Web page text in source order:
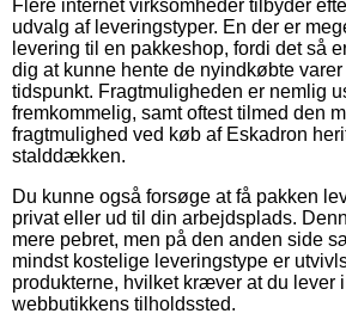
Flere internet virksomheder tilbyder
udvalg af leveringstyper. En der er
levering til en pakkeshop, fordi det så
dig at kunne hente de nyindkøbte
tidspunkt. Fragtmuligheden er nemlig
fremkommelig, samt oftest tilmed den
fragtmulighed ved køb af Eskadron
stalddækken.
Du kunne også forsøge at få pakken
privat eller ud til din arbejdsplads.
mere pebret, men på den anden side
mindst kostelige leveringstype er
produkterne, hvilket kræver at du lever
webbutikkens tilholdssted.